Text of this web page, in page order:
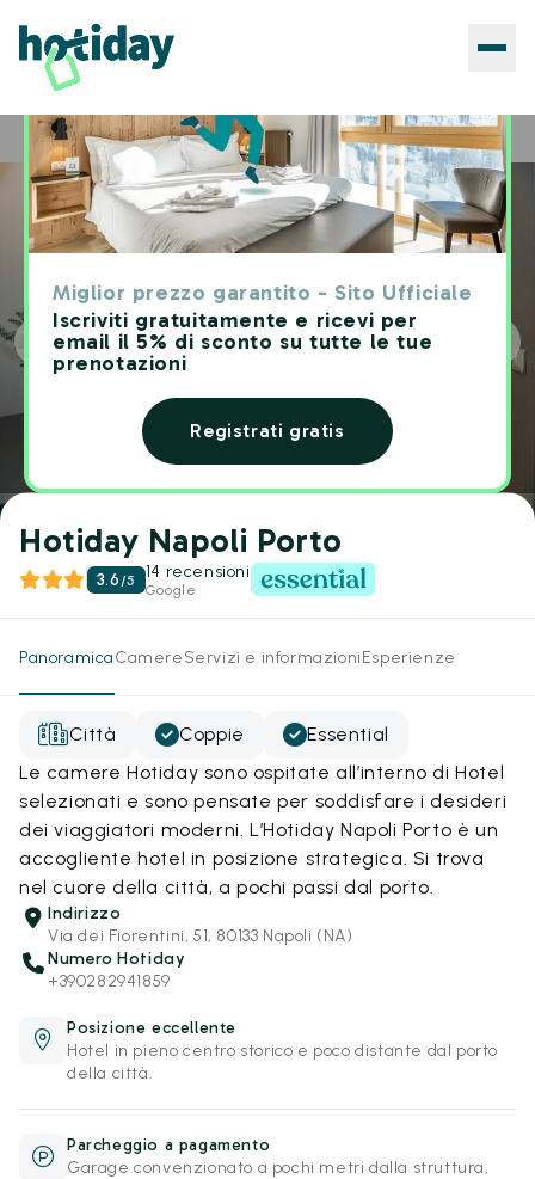
Miglior prezzo garantito - Sito Ufficiale
Iscriviti gratuitamente e ricevi per
email il 5% di sconto su tutte le tue
prenotazioni
Registrati gratis
Home Hotels Hotiday Napoli Porto
Hotiday Napoli Porto
3.6 /5 14 recensioni
Google
PanoramicaCamereServizi e informazioniEsperienze
Città Coppie
Essential
Le camere Hotiday sono ospitate all’interno di Hotel
selezionati e sono pensate per soddisfare i desideri
dei viaggiatori moderni. L’Hotiday Napoli Porto è un
accogliente hotel in posizione strategica. Si trova
nel cuore della città, a pochi passi dal porto.
Indirizzo
Via dei Fiorentini, 51, 80133 Napoli (NA)
Numero Hotiday
+390282941859
Posizione eccellente
Hotel in pieno centro storico e poco distante dal porto
della città.
Parcheggio a pagamento
Garage convenzionato a pochi metri dalla struttura,